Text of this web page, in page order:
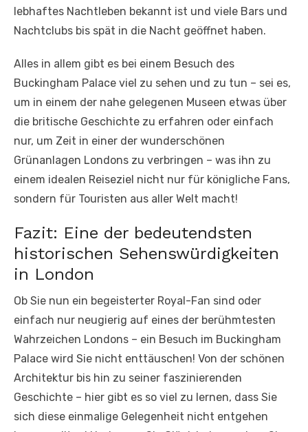
lebhaftes Nachtleben bekannt ist und viele Bars und
Nachtclubs bis spät in die Nacht geöffnet haben.
Alles in allem gibt es bei einem Besuch des
Buckingham Palace viel zu sehen und zu tun – sei es,
um in einem der nahe gelegenen Museen etwas über
die britische Geschichte zu erfahren oder einfach
nur, um Zeit in einer der wunderschönen
Grünanlagen Londons zu verbringen – was ihn zu
einem idealen Reiseziel nicht nur für königliche Fans,
sondern für Touristen aus aller Welt macht!
Fazit: Eine der bedeutendsten
historischen Sehenswürdigkeiten
in London
Ob Sie nun ein begeisterter Royal-Fan sind oder
einfach nur neugierig auf eines der berühmtesten
Wahrzeichen Londons – ein Besuch im Buckingham
Palace wird Sie nicht enttäuschen! Von der schönen
Architektur bis hin zu seiner faszinierenden
Geschichte – hier gibt es so viel zu lernen, dass Sie
sich diese einmalige Gelegenheit nicht entgehen